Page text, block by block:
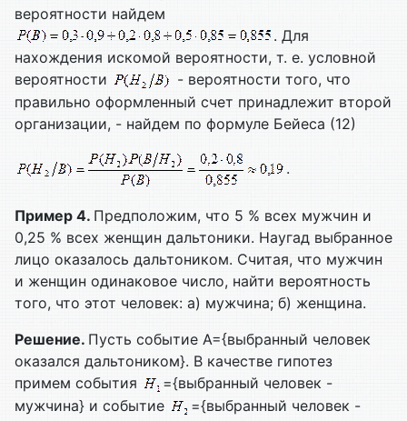
вероятности найдем
. Для
нахождения искомой вероятности, т. е. условной
вероятности
- вероятности того, что
правильно оформленный счет принадлежит второй
организации, - найдем по формуле Бейеса (12)
.
Пример 4. Предположим, что 5 % всех мужчин и
0,25 % всех женщин дальтоники. Наугад выбранное
лицо оказалось дальтоником. Считая, что мужчин
и женщин одинаковое число, найти вероятность
того, что этот человек: а) мужчина; б) женщина.
Решение. Пусть событие A={выбранный человек
оказался дальтоником}. В качестве гипотез
примем события
={выбранный человек -
мужчина} и событие
={выбранный человек -